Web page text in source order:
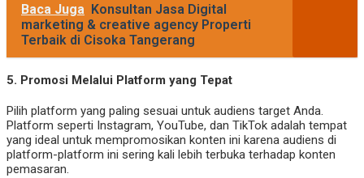
Baca Juga Konsultan Jasa Digital
marketing & creative agency Properti
Terbaik di Cisoka Tangerang
5. Promosi Melalui Platform yang Tepat
Pilih platform yang paling sesuai untuk audiens target Anda.
Platform seperti Instagram, YouTube, dan TikTok adalah tempat
yang ideal untuk mempromosikan konten ini karena audiens di
platform-platform ini sering kali lebih terbuka terhadap konten
pemasaran.